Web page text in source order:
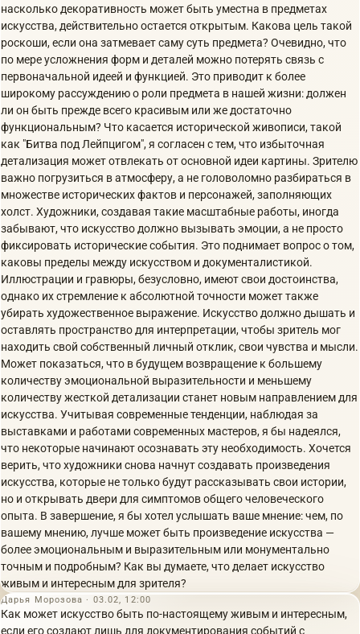
насколько декоративность может быть уместна в предметах
искусства, действительно остается открытым. Какова цель такой
роскоши, если она затмевает саму суть предмета? Очевидно, что
по мере усложнения форм и деталей можно потерять связь с
первоначальной идеей и функцией. Это приводит к более
широкому рассуждению о роли предмета в нашей жизни: должен
ли он быть прежде всего красивым или же достаточно
функциональным? Что касается исторической живописи, такой
как "Битва под Лейпцигом", я согласен с тем, что избыточная
детализация может отвлекать от основной идеи картины. Зрителю
важно погрузиться в атмосферу, а не головоломно разбираться в
множестве исторических фактов и персонажей, заполняющих
холст. Художники, создавая такие масштабные работы, иногда
забывают, что искусство должно вызывать эмоции, а не просто
фиксировать исторические события. Это поднимает вопрос о том,
каковы пределы между искусством и документалистикой.
Иллюстрации и гравюры, безусловно, имеют свои достоинства,
однако их стремление к абсолютной точности может также
убирать художественное выражение. Искусство должно дышать и
оставлять пространство для интерпретации, чтобы зритель мог
находить свой собственный личный отклик, свои чувства и мысли.
Может показаться, что в будущем возвращение к большему
количеству эмоциональной выразительности и меньшему
количеству жесткой детализации станет новым направлением для
искусства. Учитывая современные тенденции, наблюдая за
выставками и работами современных мастеров, я бы надеялся,
что некоторые начинают осознавать эту необходимость. Хочется
верить, что художники снова начнут создавать произведения
искусства, которые не только будут рассказывать свои истории,
но и открывать двери для симптомов общего человеческого
опыта. В завершение, я бы хотел услышать ваше мнение: чем, по
вашему мнению, лучше может быть произведение искусства —
более эмоциональным и выразительным или монументально
точным и подробным? Как вы думаете, что делает искусство
живым и интересным для зрителя?
Дарья Морозова · 03.02, 12:00
Как может искусство быть по-настоящему живым и интересным,
если его создают лишь для документирования событий с